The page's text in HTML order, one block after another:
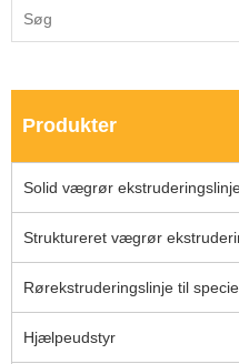
Produkter
Solid vægrør
Struktureret vægrør
Rørekstruderingslinje til
Hjælpeudstyr